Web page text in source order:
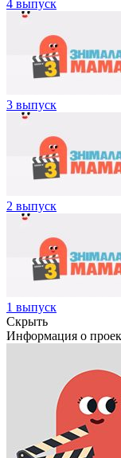
4 выпуск
3 выпуск
2 выпуск
1 выпуск
Скрыть
Информация о